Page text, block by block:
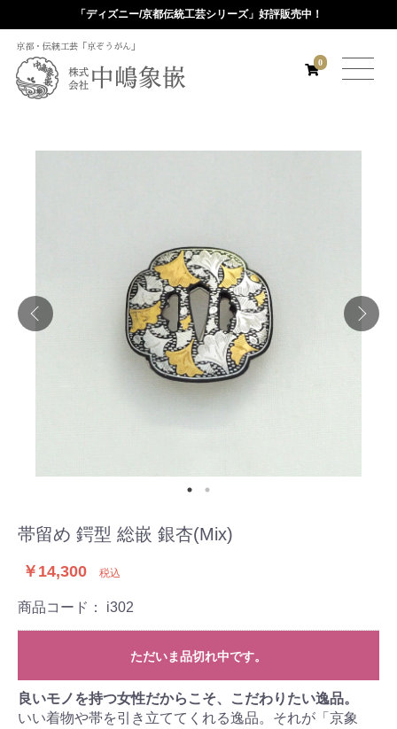
「ディズニー/京都伝統工芸シリーズ」好評販売中！
京都・伝統工芸「京ぞうがん」
0
帯留め 鍔型 総嵌 銀杏(Mix)
￥14,300 税込
商品コード： i302
ただいま品切れ中です。
良いモノを持つ女性だからこそ、こだわりたい逸品。
いい着物や帯を引き立ててくれる逸品。それが「京象